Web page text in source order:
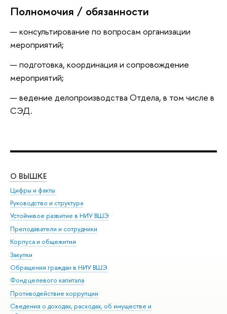
Полномочия / обязанности
консультирование по вопросам организации
мероприятий;
подготовка, координация и сопровождение
мероприятий;
ведение делопроизводства Отдела, в том числе в
СЭД.
О ВЫШКЕ
Цифры и факты
Руководство и структура
Устойчивое развитие в НИУ ВШЭ
Преподаватели и сотрудники
Корпуса и общежития
Закупки
Обращения граждан в НИУ ВШЭ
Фонд целевого капитала
Противодействие коррупции
Сведения о доходах, расходах, об имуществе и